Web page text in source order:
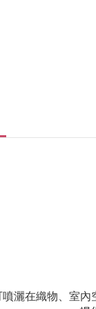
灑在織物、室內